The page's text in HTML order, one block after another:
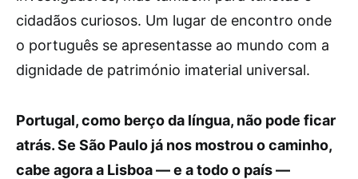
cidadãos curiosos. Um lugar de encontro onde
o português se apresentasse ao mundo com a
dignidade de património imaterial universal.
Portugal, como berço da língua, não pode ficar
atrás. Se São Paulo já nos mostrou o caminho,
cabe agora a Lisboa — e a todo o país —